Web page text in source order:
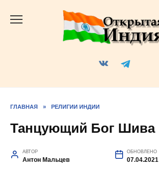
ГЛАВНАЯ » РЕЛИГИИ ИНДИИ
Танцующий Бог Шива
АВТОР
Антон Мальцев
ОБНОВЛЕНО
07.04.2021